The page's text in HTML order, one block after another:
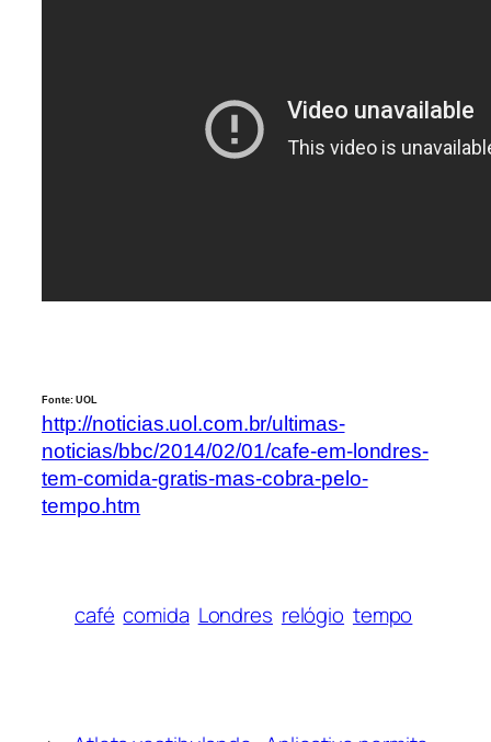
Fonte: UOL
http://noticias.uol.com.br/ultimas-
noticias/bbc/2014/02/01/cafe-em-londres-
tem-comida-gratis-mas-cobra-pelo-
tempo.htm
café comida Londres relógio tempo